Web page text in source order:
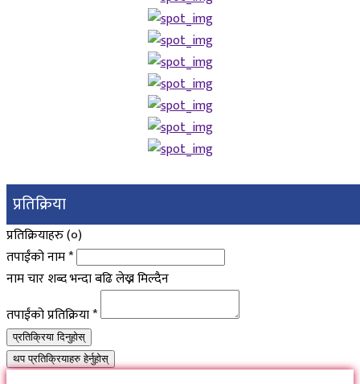
प्रतिक्रिया
प्रतिक्रियाहरु (०)
तपाईंको नाम*
नाम चार शब्द भन्दा बढि लेख्न मिल्दैन
तपाईंको प्रतिक्रिया*
प्रतिक्रिया दिनुहोस्
थप प्रतिक्रियाहरु हेर्नुहोस्